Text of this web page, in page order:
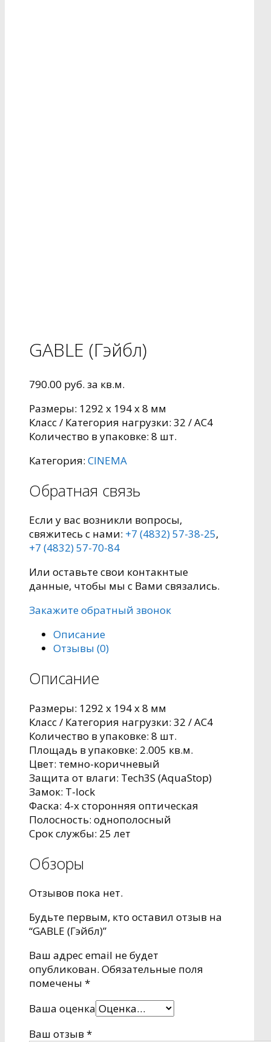
GABLE (Гэйбл)
790.00 руб. за кв.м.
Размеры: 1292 x 194 x 8 мм
Класс / Категория нагрузки: 32 / AC4
Количество в упаковке: 8 шт.
Категория: CINEMA
Обратная связь
Если у вас возникли вопросы,
свяжитесь с нами: +7 (4832) 57-38-25,
+7 (4832) 57-70-84
Или оставьте свои контакнтые
данные, чтобы мы с Вами связались.
Закажите обратный звонок
Описание
Отзывы (0)
Описание
Размеры: 1292 x 194 x 8 мм
Класс / Категория нагрузки: 32 / AC4
Количество в упаковке: 8 шт.
Площадь в упаковке: 2.005 кв.м.
Цвет: темно-коричневый
Защита от влаги: Tech3S (AquaStop)
Замок: T-lock
Фаска: 4-х сторонняя оптическая
Полосность: однополосный
Срок службы: 25 лет
Обзоры
Отзывов пока нет.
Будьте первым, кто оставил отзыв на
“GABLE (Гэйбл)”
Ваш адрес email не будет
опубликован. Обязательные поля
помечены *
Ваша оценка
Ваш отзыв *